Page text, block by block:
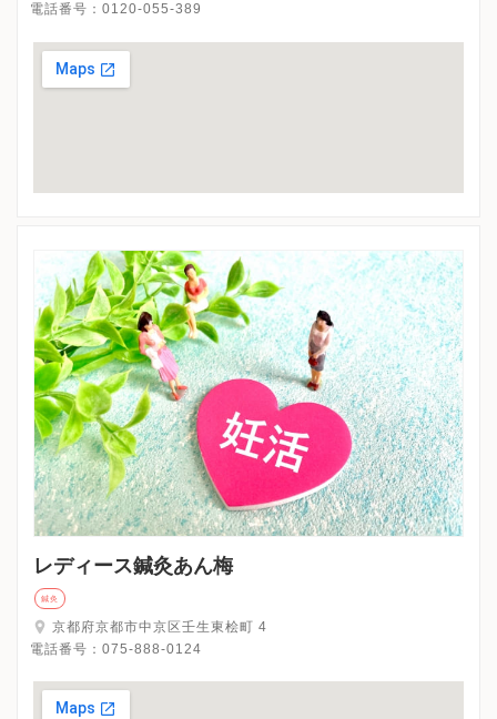
電話番号： 0120-055-389
レディース鍼灸あん梅
鍼灸
京都府京都市中京区壬生東桧町 4
電話番号： 075-888-0124